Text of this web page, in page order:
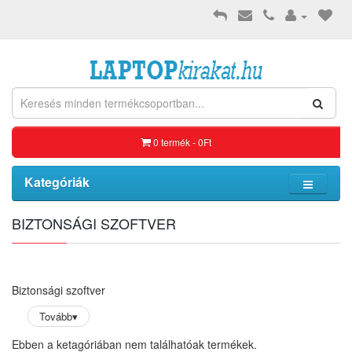
0 termék - 0Ft
Kategóriák
BIZTONSÁGI SZOFTVER
Biztonsági szoftver
Tovább▾
Ebben a ketagóriában nem találhatóak termékek.